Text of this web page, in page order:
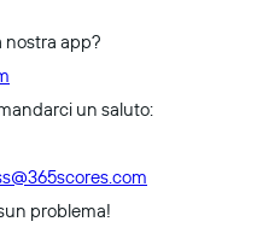
nostra app?
un saluto:
problema!